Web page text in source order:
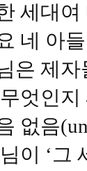
세대
네 아
은 제
엇인
없음
이 ‘그